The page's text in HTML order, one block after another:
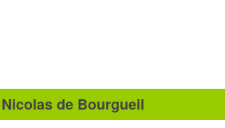
de Bourgueil